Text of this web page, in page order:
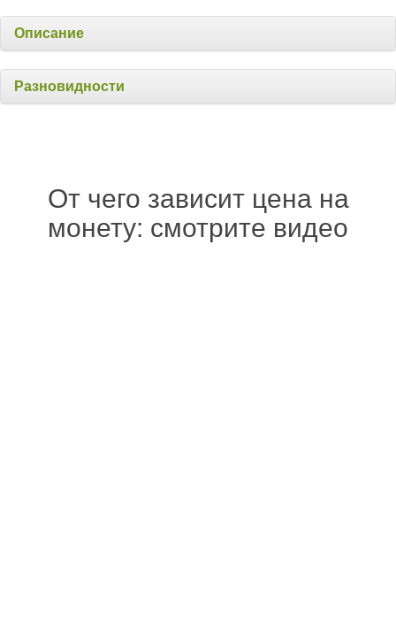
Описание
Разновидности
От чего зависит цена на
монету: смотрите видео